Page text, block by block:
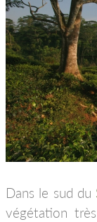
Dans le sud du
végétation